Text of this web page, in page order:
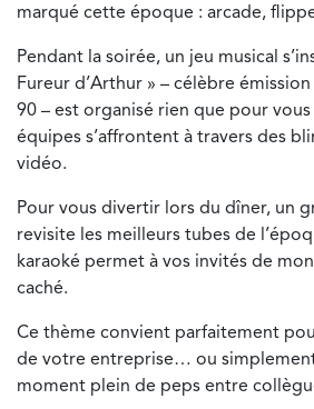
marqué cette époque : arcade,
Pendant la soirée, un jeu musical
Fureur d’Arthur » – célèbre
90 – est organisé rien que pour
équipes s’affrontent à travers des
vidéo.
Pour vous divertir lors du dîner, un
revisite les meilleurs tubes de
karaoké permet à vos invités de
caché.
Ce thème convient parfaitement
de votre entreprise… ou
moment plein de peps entre